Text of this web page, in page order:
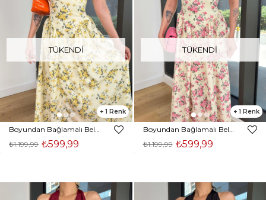
TÜKENDI
1
Boyundan Bağlamalı Belden Oturtmalı Tavens Sarı Kadın Çiçekli Elbise 25Y456
₺599,99
₺1.199,99
TÜKENDI
1
Boyundan Bağlamalı Belden Oturtmalı Tavens Pembe Kadın Çiçekli Elbise 25Y456
₺599,99
₺1.199,99